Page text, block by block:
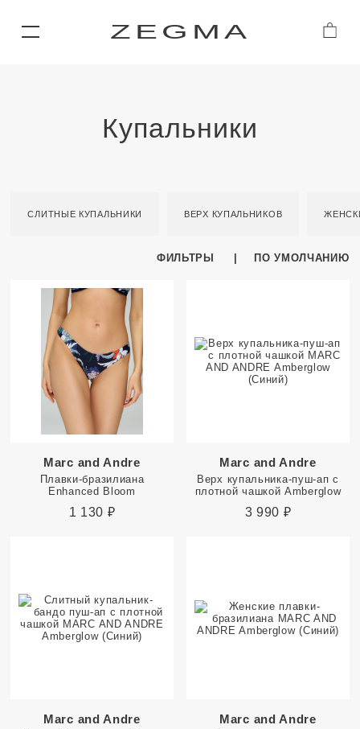
ZEGMA
Купальники
СЛИТНЫЕ КУПАЛЬНИКИ ВЕРХ КУПАЛЬНИКОВ
ФИЛЬТРЫ ПО УМОЛЧАНИЮ
Marc and Andre
Плавки-бразилиана
Enhanced Bloom
1 130 ₽
Marc and Andre
Верх купальника-пуш-ап с
плотной чашкой Amberglow
3 990 ₽
Marc and Andre Marc and Andre